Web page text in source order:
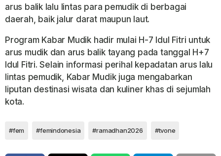
arus balik lalu lintas para pemudik di berbagai
daerah, baik jalur darat maupun laut.
Program Kabar Mudik hadir mulai H-7 Idul Fitri untuk
arus mudik dan arus balik tayang pada tanggal H+7
Idul Fitri. Selain informasi perihal kepadatan arus lalu
lintas pemudik, Kabar Mudik juga mengabarkan
liputan destinasi wisata dan kuliner khas di sejumlah
kota.
#fem #femindonesia #ramadhan2026 #tvone